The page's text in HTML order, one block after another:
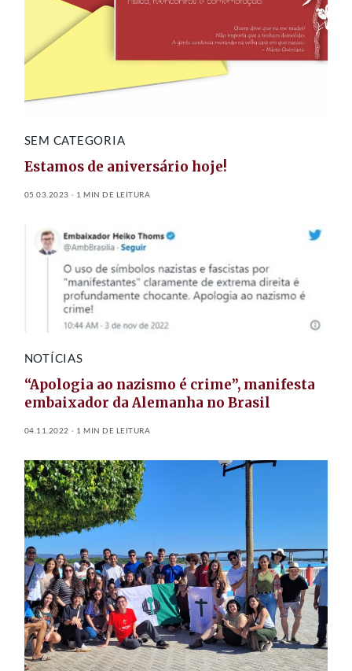
SEM CATEGORIA
Estamos de aniversário hoje!
05.03.2023 1 MIN DE LEITURA
NOTÍCIAS
“Apologia ao nazismo é crime”, manifesta
embaixador da Alemanha no Brasil
04.11.2022 1 MIN DE LEITURA